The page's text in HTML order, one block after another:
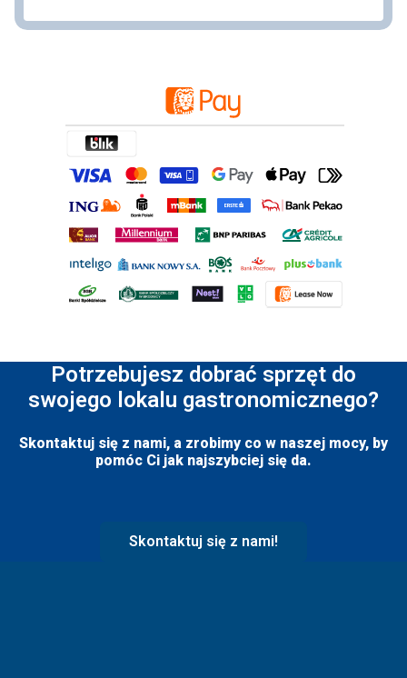
Potrzebujesz dobrać sprzęt do
swojego lokalu gastronomicznego?
Skontaktuj się z nami, a zrobimy co w naszej mocy, by
pomóc Ci jak najszybciej się da.
Skontaktuj się z nami!